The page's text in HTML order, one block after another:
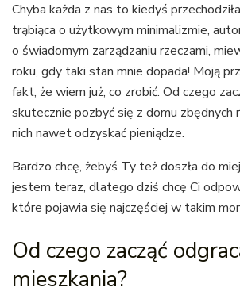
Chyba każda z nas to kiedyś
trąbiąca o użytkowym minimalizmie,
o świadomym zarządzaniu rzeczami,
roku, gdy taki stan mnie dopada! Moją
fakt, że wiem już, co zrobić. Od czego
skutecznie pozbyć się z domu zbędnych
nich nawet odzyskać pieniądze.
Bardzo chcę, żebyś Ty też doszła do
jestem teraz, dlatego dziś chcę Ci
które pojawia się najczęściej w takim
Od czego zacząć
mieszkania?